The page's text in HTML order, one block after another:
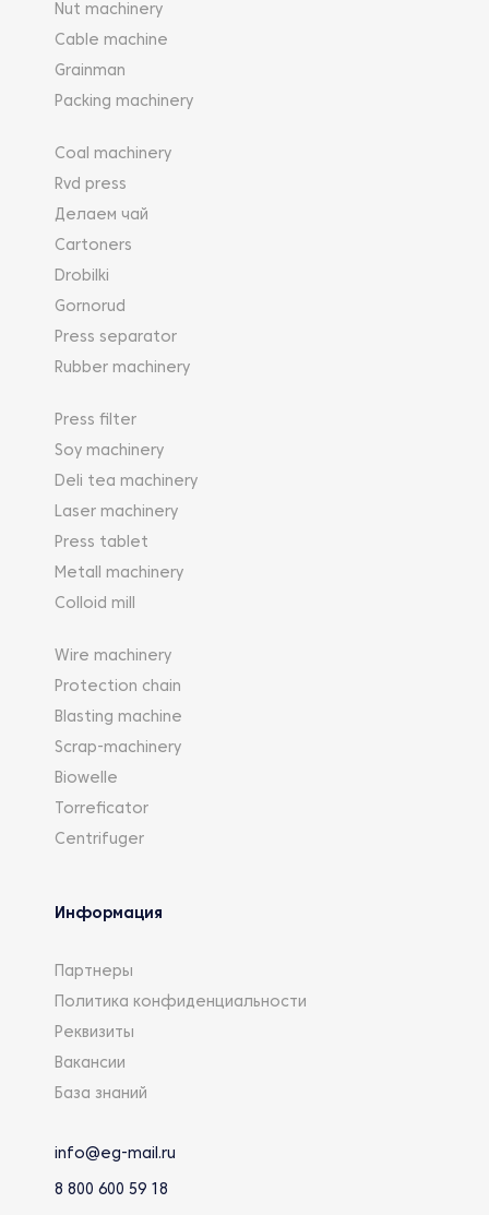
Nut machinery
Cable machine
Grainman
Packing machinery
Coal machinery
Rvd press
Делаем чай
Cartoners
Drobilki
Gornorud
Press separator
Rubber machinery
Press filter
Soy machinery
Deli tea machinery
Laser machinery
Press tablet
Metall machinery
Colloid mill
Wire machinery
Protection chain
Blasting machine
Scrap-machinery
Biowelle
Torreficator
Centrifuger
Информация
Партнеры
Политика конфиденциальности
Реквизиты
Вакансии
База знаний
info@eg-mail.ru
8 800 600 59 18